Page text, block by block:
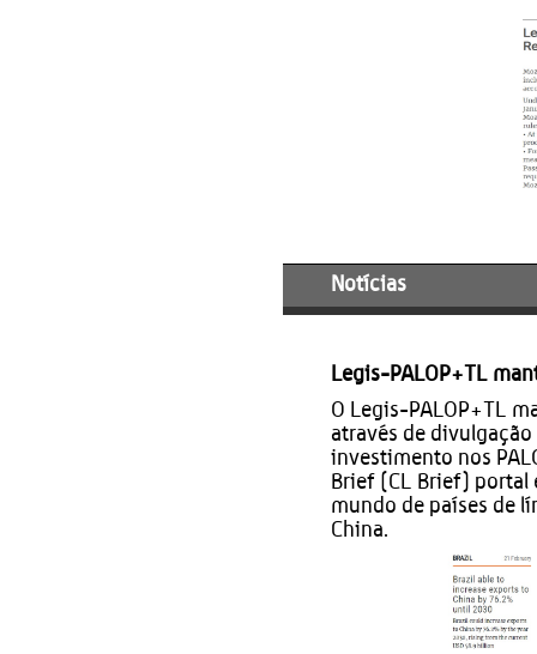
Notícias
Legis-PALOP+TL
O Legis-PALOP+TL
através de
investimento nos
Brief (CL Brief) portal
mundo de países de
China.